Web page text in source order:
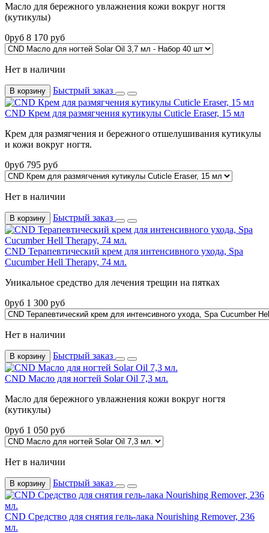
Масло для бережного увлажнения кожи вокруг ногтя
(кутикулы)
0руб 8 170 руб
Нет в наличии
В корзину Быстрый заказ
CND Крем для размягчения кутикулы Cuticle Eraser, 15 мл
Крем для размягчения и бережного отшелушивания кутикулы
и кожи вокруг ногтя.
0руб 795 руб
Нет в наличии
В корзину Быстрый заказ
CND Терапевтический крем для интенсивного ухода, Spa
Cucumber Hell Therapy, 74 мл.
Уникальное средство для лечения трещин на пятках
0руб 1 300 руб
Нет в наличии
В корзину Быстрый заказ
CND Масло для ногтей Solar Oil 7,3 мл.
Масло для бережного увлажнения кожи вокруг ногтя
(кутикулы)
0руб 1 050 руб
Нет в наличии
В корзину Быстрый заказ
CND Средство для снятия гель-лака Nourishing Remover, 236
мл.